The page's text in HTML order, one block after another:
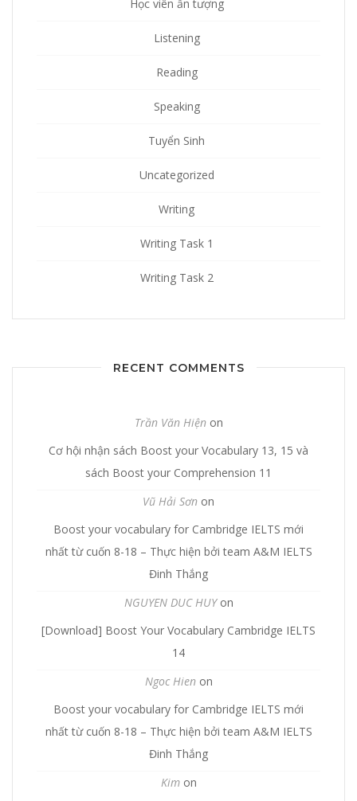
Học viên ấn tượng
Listening
Reading
Speaking
Tuyển Sinh
Uncategorized
Writing
Writing Task 1
Writing Task 2
RECENT COMMENTS
Trần Văn Hiệnon
Cơ hội nhận sách Boost your Vocabulary 13, 15 và
sách Boost your Comprehension 11
Vũ Hải Sơn on
Boost your vocabulary for Cambridge IELTS mới
nhất từ cuốn 8-18 – Thực hiện bởi team A&M IELTS
Đinh Thắng
NGUYEN DUC HUYon
[Download] Boost Your Vocabulary Cambridge IELTS
14
Ngoc Hienon
Boost your vocabulary for Cambridge IELTS mới
nhất từ cuốn 8-18 – Thực hiện bởi team A&M IELTS
Đinh Thắng
Kimon